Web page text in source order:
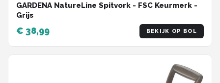
GARDENA NatureLine Spitvork - FSC Keurmerk -
Grijs
€ 38,99 BEKIJK OP BOL